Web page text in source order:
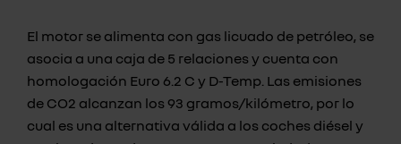
El motor se alimenta con gas licuado de petróleo, se
asocia a una caja de 5 relaciones y cuenta con
homologación Euro 6.2 C y D-Temp. Las emisiones
de CO2 alcanzan los 93 gramos/kilómetro, por lo
cual es una alternativa válida a los coches diésel y